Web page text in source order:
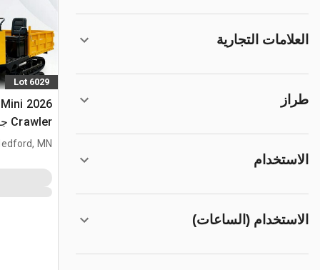
العلامات التجارية
طراز
الاستخدام
الاستخدام (الساعات)
Lot 6029
Mini
Crawler جرار نقل (Unused)
MN